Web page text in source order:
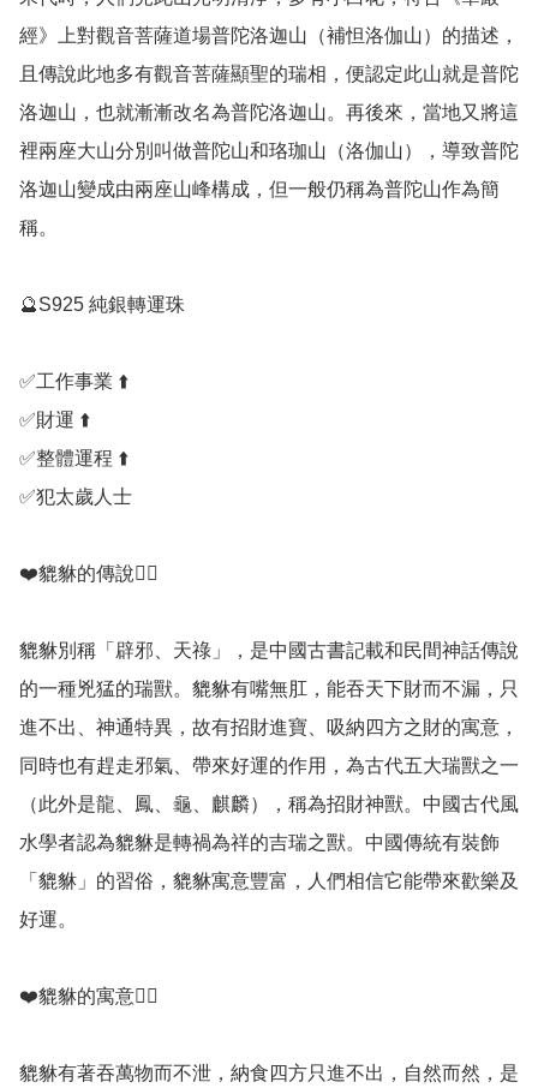
經》上對觀音菩薩道場普陀洛迦山（補怛洛伽山）的描述，
且傳說此地多有觀音菩薩顯聖的瑞相，便認定此山就是普陀
洛迦山，也就漸漸改名為普陀洛迦山。再後來，當地又將這
裡兩座大山分別叫做普陀山和珞珈山（洛伽山），導致普陀
洛迦山變成由兩座山峰構成，但一般仍稱為普陀山作為簡
稱。
🔮S925 純銀轉運珠
✅️工作事業 ⬆️
✅️財運 ⬆️
✅️整體運程 ⬆️
✅️犯太歲人士
❤️貔貅的傳說💁‍♀️
貔貅別稱「辟邪、天祿」，是中國古書記載和民間神話傳說
的一種兇猛的瑞獸。貔貅有嘴無肛，能吞天下財而不漏，只
進不出、神通特異，故有招財進寶、吸納四方之財的寓意，
同時也有趕走邪氣、帶來好運的作用，為古代五大瑞獸之一
（此外是龍、鳳、龜、麒麟），稱為招財神獸。中國古代風
水學者認為貔貅是轉禍為祥的吉瑞之獸。中國傳統有裝飾
「貔貅」的習俗，貔貅寓意豐富，人們相信它能帶來歡樂及
好運。
❤️貔貅的寓意💁‍♀️
貔貅有著吞萬物而不泄，納食四方只進不出，自然而然，是